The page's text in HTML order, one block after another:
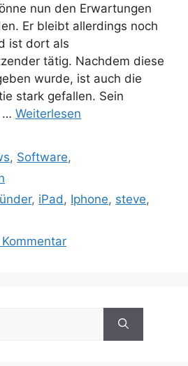
nun den Erwartungen
Er bleibt allerdings noch
ist dort als
tätig. Nachdem diese
wurde, ist auch die
stark gefallen. Sein
… Weiterlesen
, Software,
, iPad , Iphone, steve,